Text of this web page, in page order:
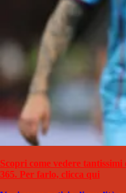
Scopri come vedere
365. Per farlo, clicca qui